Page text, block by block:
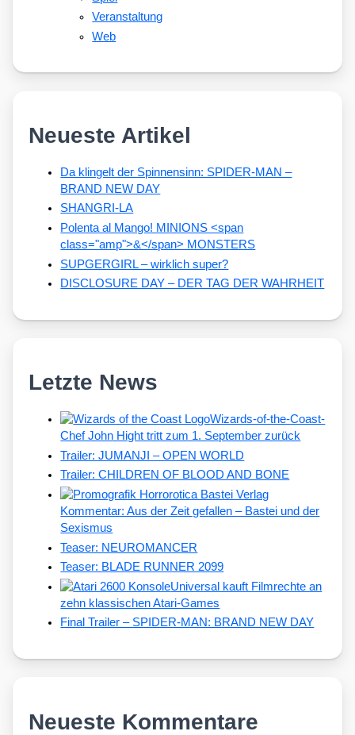
Veranstaltung
Web
Neueste Artikel
Da klingelt der Spinnensinn: SPIDER-MAN –
BRAND NEW DAY
SHANGRI-LA
Polenta al Mango! MINIONS <span
class="amp">&</span> MONSTERS
SUPGERGIRL – wirklich super?
DISCLOSURE DAY – DER TAG DER WAHRHEIT
Letzte News
Wizards-of-the-Coast-
Chef John Hight tritt zum 1. September zurück
Trailer: JUMANJI – OPEN WORLD
Trailer: CHILDREN OF BLOOD AND BONE
Kommentar: Aus der Zeit gefallen – Bastei und der
Sexismus
Teaser: NEUROMANCER
Teaser: BLADE RUNNER 2099
Universal kauft Filmrechte an
zehn klassischen Atari-Games
Final Trailer – SPIDER-MAN: BRAND NEW DAY
Neueste Kommentare